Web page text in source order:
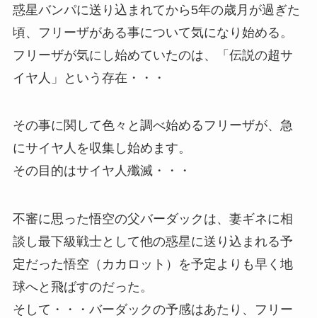
惑星バンパに送り込まれてから5年の歳月が過ぎた
頃、フリーザがある事について気になり始める。
フリーザが気にし始めていたのは、「伝説の超サ
イヤ人」という存在・・・
その事に関して色々と調べ始めるフリーザが、急
にサイヤ人を収集し始めます。
その目的はサイヤ人殲滅・・・
不審に思った悟空の父バーダックは、妻ギネに相
談し最下級戦士として他の惑星に送り込まれる予
定だった悟空（カカロット）を予定よりも早く地
球へと飛ばすのだった。
そして・・・バーダックの予感はあたり、フリー